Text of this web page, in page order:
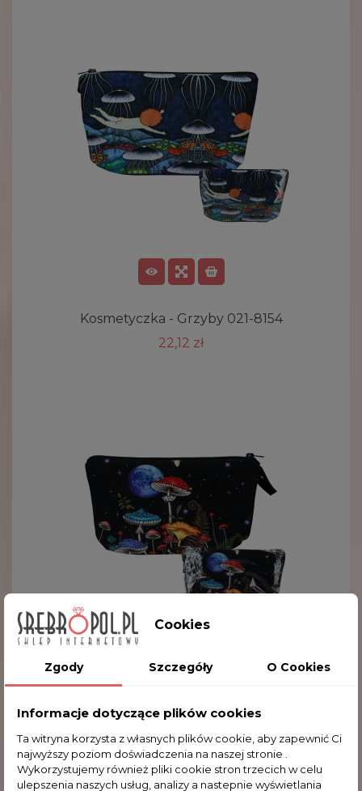
Kosmetyczka - Grzyby 021-8154
22,12 zł
Cookies
Zgody Szczegóły O Cookies
Informacje dotyczące plików cookies
Ta witryna korzysta z własnych plików cookie, aby zapewnić Ci
najwyższy poziom doświadczenia na naszej stronie .
Wykorzystujemy również pliki cookie stron trzecich w celu
ulepszenia naszych usług, analizy a nastepnie wyświetlania